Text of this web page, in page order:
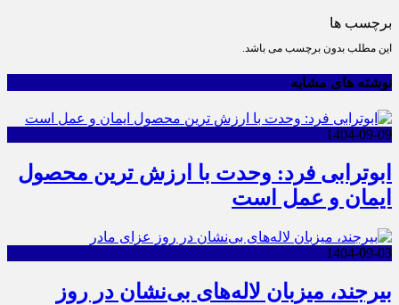
برچسب ها
این مطلب بدون برچسب می باشد.
نوشته های مشابه
1404-09-09
ابوترابی فرد: وحدت با ارزش ترین محصول
ایمان و عمل است
1404-09-03
بیرجند، میزبان لاله‌های بی‌نشان در روز